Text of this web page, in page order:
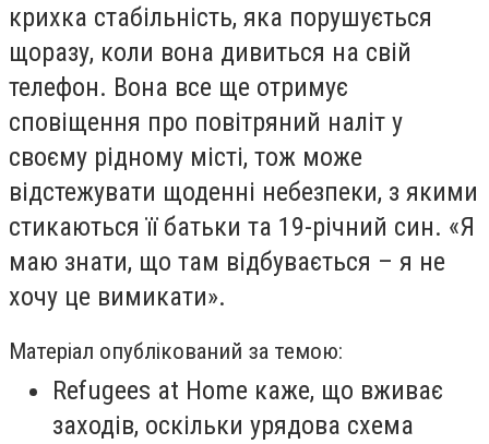
крихка стабільність, яка порушується
щоразу, коли вона дивиться на свій
телефон. Вона все ще отримує
сповіщення про повітряний наліт у
своєму рідному місті, тож може
відстежувати щоденні небезпеки, з якими
стикаються її батьки та 19-річний син. «Я
маю знати, що там відбувається – я не
хочу це вимикати».
Матеріал опублікований за темою:
Refugees at Home каже, що вживає
заходів, оскільки урядова схема